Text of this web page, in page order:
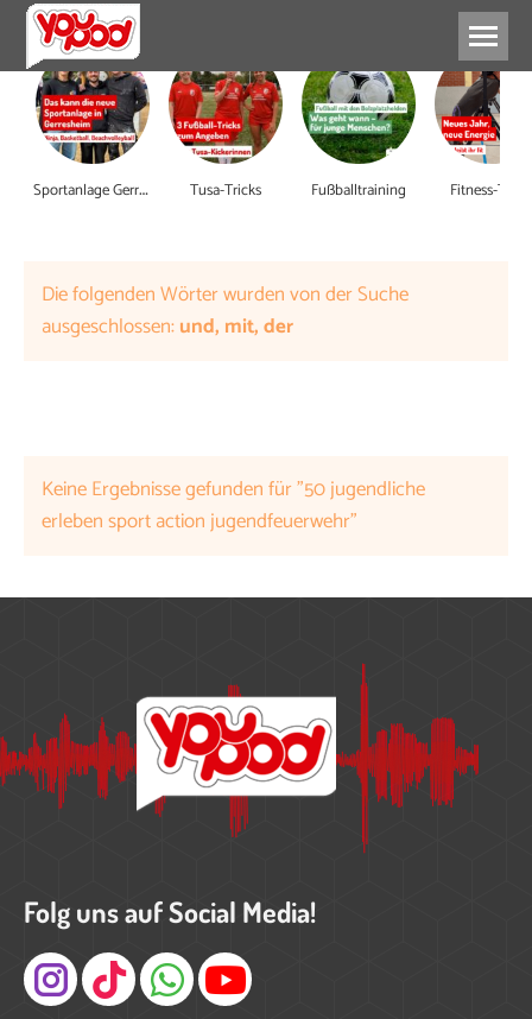
S
portanlage Gerresheim Tusa-Tricks Fußballtraining Fitness-Tipps
Die folgenden Wörter wurden von der Suche
ausgeschlossen:und, mit, der
Keine Ergebnisse gefunden für "50 jugendliche
erleben sport action jugendfeuerwehr"
Folg uns auf Social Media!
Instagram